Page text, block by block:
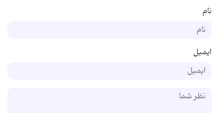
نام
ایمیل